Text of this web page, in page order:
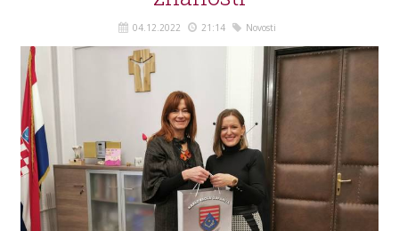
04.12.2022 21:14 Novosti